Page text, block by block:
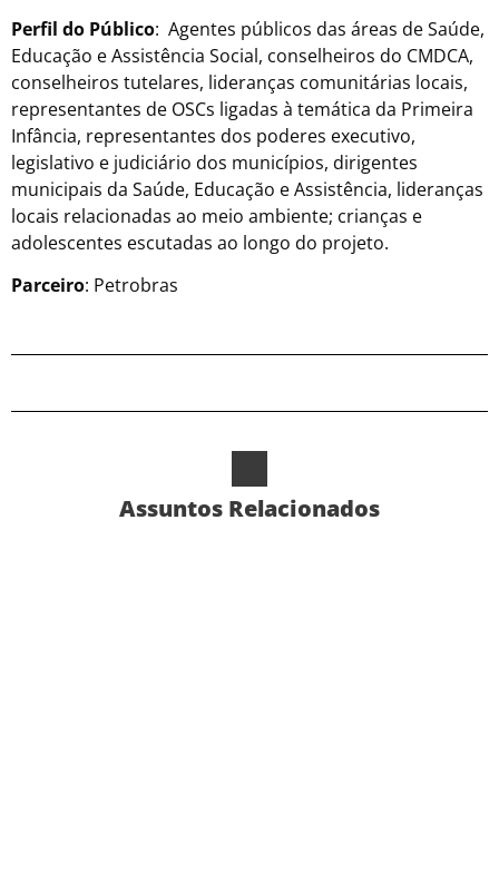
Perfil do Público: Agentes públicos das áreas de Saúde,
Educação e Assistência Social, conselheiros do CMDCA,
conselheiros tutelares, lideranças comunitárias locais,
representantes de OSCs ligadas à temática da Primeira
Infância, representantes dos poderes executivo,
legislativo e judiciário dos municípios, dirigentes
municipais da Saúde, Educação e Assistência, lideranças
locais relacionadas ao meio ambiente; crianças e
adolescentes escutadas ao longo do projeto.
Parceiro: Petrobras
Assuntos Relacionados